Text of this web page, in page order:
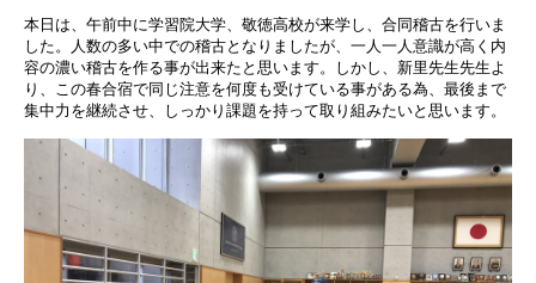
本日は、午前中に学習院大学、敬徳高校が来学し、合同稽古を行いま
した。人数の多い中での稽古となりましたが、一人一人意識が高く内
容の濃い稽古を作る事が出来たと思います。しかし、新里先生先生よ
り、この春合宿で同じ注意を何度も受けている事がある為、最後まで
集中力を継続させ、しっかり課題を持って取り組みたいと思います。